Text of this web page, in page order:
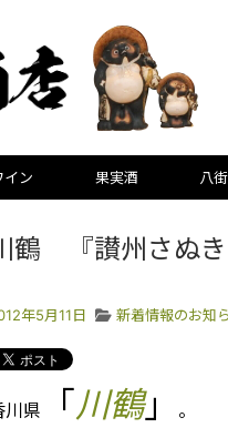
イン 果実酒 八
鶴 『讃州さぬ
年5月11日 新着情報のお知
川県 「川鶴」 。